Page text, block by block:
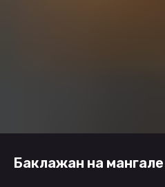
Баклажан на мангале